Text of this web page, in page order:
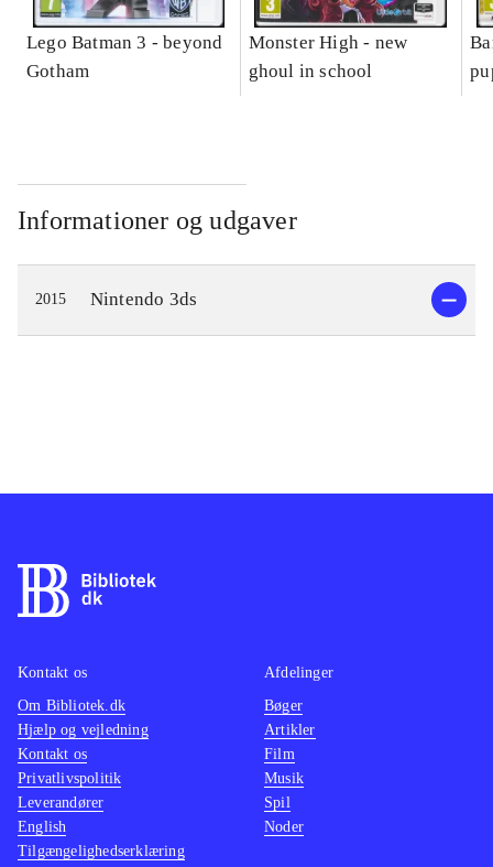
Lego Batman 3 - beyond
Gotham
Monster High - new
ghoul in school
Informationer og udgaver
2015 Nintendo 3ds
Kontakt os
Om Bibliotek.dk
Hjælp og vejledning
Kontakt os
Privatlivspolitik
Leverandører
English
Tilgængelighedserklæring
Afdelinger
Bøger
Artikler
Film
Musik
Spil
Noder